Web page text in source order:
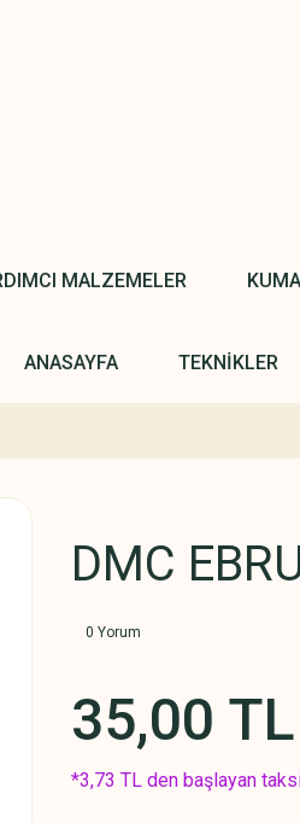
MALZEMELER
ANASAYFA TEKNİKLER
DMC
0 Yorum
35,00 TL
*3,73 TL den başlayan